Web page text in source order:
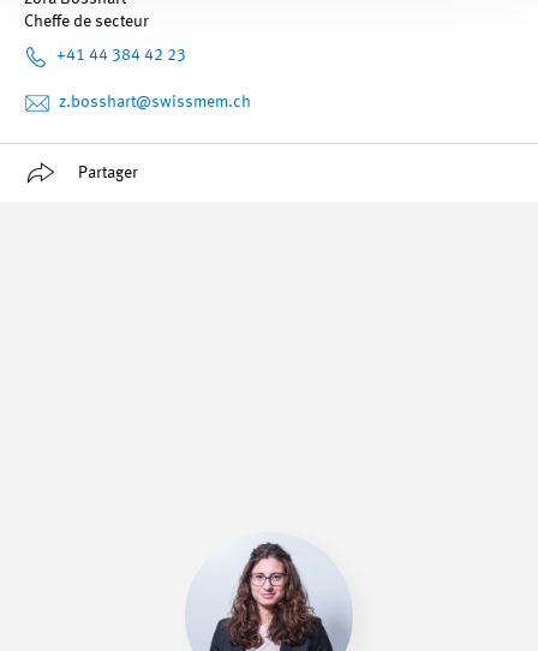
Cheffe de secteur
+41 44 384 42 23
z.bosshart@swissmem.ch
Partager